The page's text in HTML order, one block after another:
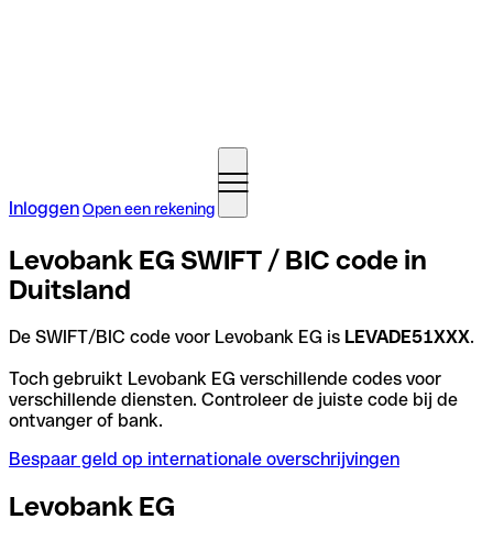
InloggenOpen een rekening
Levobank EG SWIFT / BIC code in
Duitsland
De SWIFT/BIC code voor Levobank EG is LEVADE51XXX.
Toch gebruikt Levobank EG verschillende codes voor
verschillende diensten. Controleer de juiste code bij de
ontvanger of bank.
Bespaar geld op internationale overschrijvingen
Levobank EG